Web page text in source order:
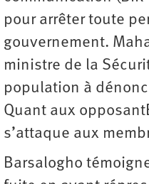
pour arrêter toute
gouvernement.
ministre de la
population à
Quant aux
s’attaque aux
Barsalogho